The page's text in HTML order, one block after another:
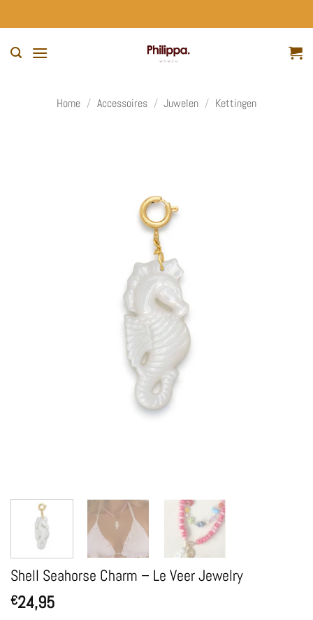
naar
Home / Accessoires / Juwelen / Kettingen
Shell Seahorse Charm – Le Veer Jewelry
€24,95